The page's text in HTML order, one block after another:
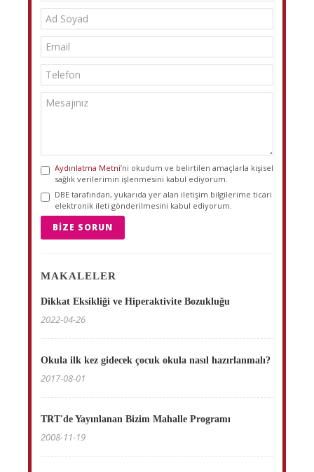
Aydınlatma Metni’ni okudum ve belirtilen amaçlarla kişisel
sağlık verilerimin işlenmesini kabul ediyorum.
DBE tarafından, yukarıda yer alan iletişim bilgilerime ticari
elektronik ileti gönderilmesini kabul ediyorum.
BIZE SORUN
MAKALELER
Dikkat Eksikliği ve Hiperaktivite Bozukluğu
2022-04-26
Okula ilk kez gidecek çocuk okula nasıl hazırlanmalı?
2017-08-01
TRT'de Yayınlanan Bizim Mahalle Programı
2008-11-19